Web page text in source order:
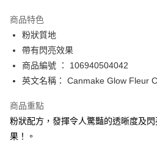
PayMe
WeChat Pay
BoC Pay
送貨方式
順豐自助櫃 - 確認發貨後1-3個工作天
每筆HK$65.00，滿HK$300.00或以上
商品特色
粉狀質地
帶有閃亮效果
商品編號 ： 106940504042
英文名稱： Canmake Glow Fleur
商品重點
粉狀配方，發揮令人驚豔的透晰度及
果！。